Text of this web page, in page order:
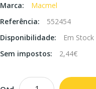
Marca:
Macmel
Referência:
552454
Disponibilidade:
Em Stock
Sem impostos:
2,44€